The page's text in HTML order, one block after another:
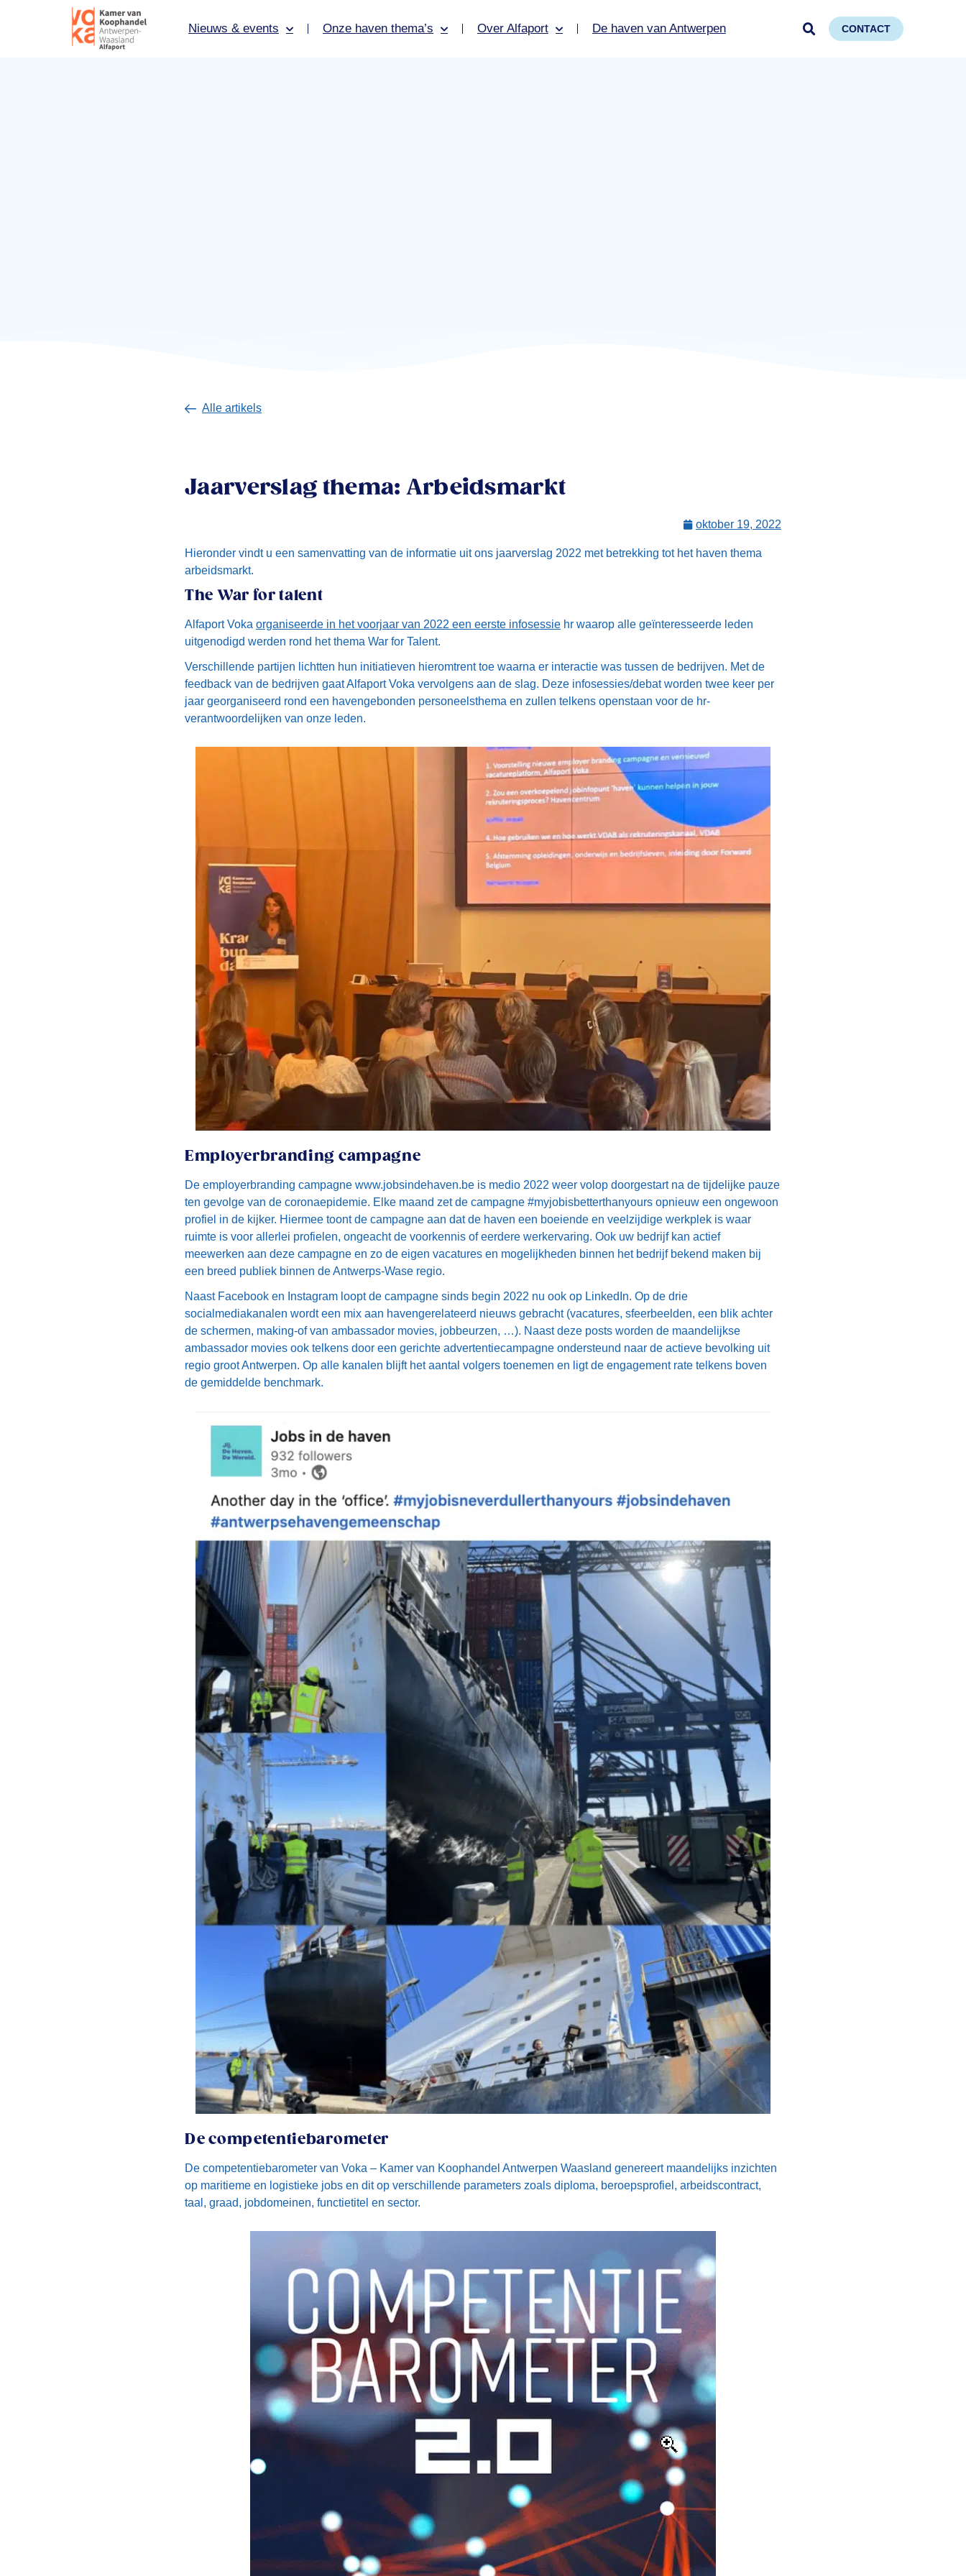
Nieuws & events Onze haven thema’s Over Alfaport De haven van Antwerpen CONTACT
Alle artikels
Jaarverslag thema: Arbeidsmarkt
oktober 19, 2022
Hieronder vindt u een samenvatting van de informatie uit ons jaarverslag 2022 met betrekking tot het haven thema
arbeidsmarkt.
The War for talent
Alfaport Voka organiseerde in het voorjaar van 2022 een eerste infosessie hr waarop alle geïnteresseerde leden
uitgenodigd werden rond het thema War for Talent.
Verschillende partijen lichtten hun initiatieven hieromtrent toe waarna er interactie was tussen de bedrijven. Met de
feedback van de bedrijven gaat Alfaport Voka vervolgens aan de slag. Deze infosessies/debat worden twee keer per
jaar georganiseerd rond een havengebonden personeelsthema en zullen telkens openstaan voor de hr-
verantwoordelijken van onze leden.
Employerbranding campagne
De employerbranding campagne www.jobsindehaven.be is medio 2022 weer volop doorgestart na de tijdelijke pauze
ten gevolge van de coronaepidemie. Elke maand zet de campagne #myjobisbetterthanyours opnieuw een ongewoon
profiel in de kijker. Hiermee toont de campagne aan dat de haven een boeiende en veelzijdige werkplek is waar
ruimte is voor allerlei profielen, ongeacht de voorkennis of eerdere werkervaring. Ook uw bedrijf kan actief
meewerken aan deze campagne en zo de eigen vacatures en mogelijkheden binnen het bedrijf bekend maken bij
een breed publiek binnen de Antwerps-Wase regio.
Naast Facebook en Instagram loopt de campagne sinds begin 2022 nu ook op LinkedIn. Op de drie
socialmediakanalen wordt een mix aan havengerelateerd nieuws gebracht (vacatures, sfeerbeelden, een blik achter
de schermen, making-of van ambassador movies, jobbeurzen, …). Naast deze posts worden de maandelijkse
ambassador movies ook telkens door een gerichte advertentiecampagne ondersteund naar de actieve bevolking uit
regio groot Antwerpen. Op alle kanalen blijft het aantal volgers toenemen en ligt de engagement rate telkens boven
de gemiddelde benchmark.
De competentiebarometer
De competentiebarometer van Voka – Kamer van Koophandel Antwerpen Waasland genereert maandelijks inzichten
op maritieme en logistieke jobs en dit op verschillende parameters zoals diploma, beroepsprofiel, arbeidscontract,
taal, graad, jobdomeinen, functietitel en sector.